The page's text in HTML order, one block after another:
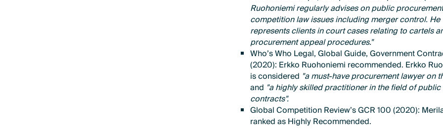
Ruohoniemi regularly advises on public
competition law issues including merger control. He
represents clients in court cases relating to cartels
procurement appeal procedures."
Who’s Who Legal, Global Guide, Government
(2020): Erkko Ruohoniemi recommended. Erkko
is considered "a must-have procurement lawyer on
and "a highly skilled practitioner in the field of public
contracts".
Global Competition Review’s GCR 100 (2020):
ranked as Highly Recommended.